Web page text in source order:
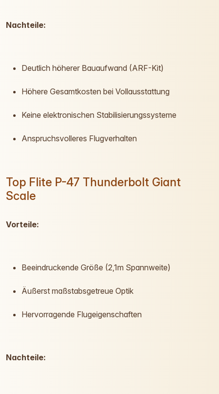
Nachteile:
Deutlich höherer Bauaufwand (ARF-Kit)
Höhere Gesamtkosten bei Vollausstattung
Keine elektronischen Stabilisierungssysteme
Anspruchsvolleres Flugverhalten
Top Flite P-47 Thunderbolt Giant
Scale
Vorteile:
Beeindruckende Größe (2,1m Spannweite)
Äußerst maßstabsgetreue Optik
Hervorragende Flugeigenschaften
Nachteile: